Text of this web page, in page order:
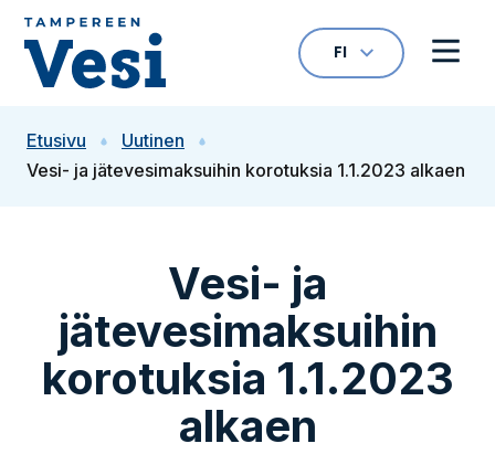
Siirry sisältöön
VALITTU KIELI:
FI
Avaa
Etusivu
Uutinen
Vesi- ja jätevesimaksuihin korotuksia 1.1.2023 alkaen
Vesi- ja
jätevesimaksuihin
korotuksia 1.1.2023
alkaen